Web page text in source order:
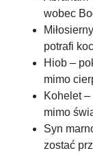
wobec
potrafi
Hiob –
mimo
Kohelet
mimo
Syn
zostać